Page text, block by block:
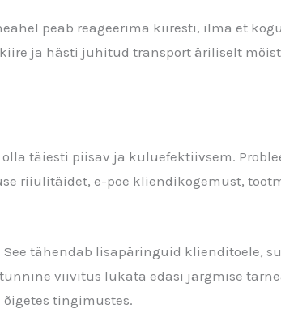
peab reageerima kiiresti, ilma et
ja hästi juhitud transport äriliselt
täiesti piisav ja kuluefektiivsem.
riiulitäidet, e-poe kliendikogemust,
tähendab lisapäringuid klienditoele,
viivitus lükata edasi järgmise
tingimustes.